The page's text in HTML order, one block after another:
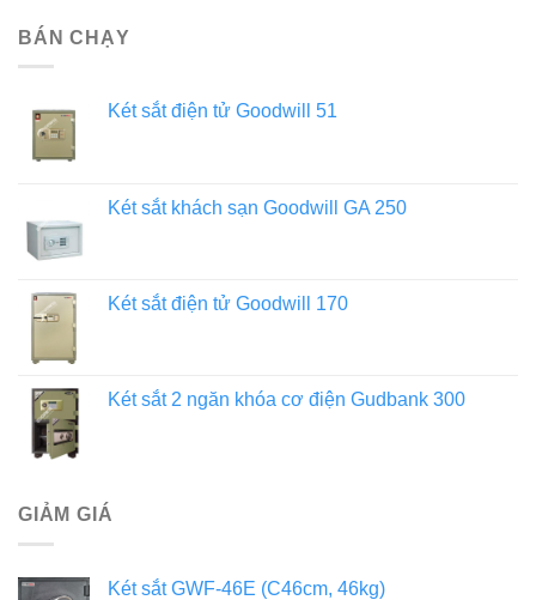
BÁN CHẠY
Két sắt điện tử Goodwill 51
Két sắt khách sạn Goodwill GA 250
Két sắt điện tử Goodwill 170
Két sắt 2 ngăn khóa cơ điện Gudbank 300
GIẢM GIÁ
Két sắt GWF-46E (C46cm, 46kg)